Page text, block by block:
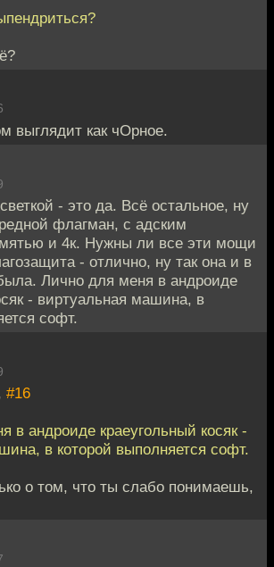
выглядит как чОрное.
- это да. Всё остальное, ну
флагман, с адским
и 4к. Нужны ли все эти мощи
- отлично, ну так она и в
Лично для меня в андроиде
- виртуальная машина, в
софт.
#16
в андроиде краеугольный косяк -
в которой выполняется софт.
о том, что ты слабо понимаешь,